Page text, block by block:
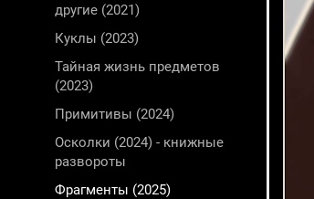
другие (2021)
Куклы (2023)
Тайная жизнь предметов
(2023)
Примитивы (2024)
Осколки (2024) - книжные
развороты
Фрагменты (2025)